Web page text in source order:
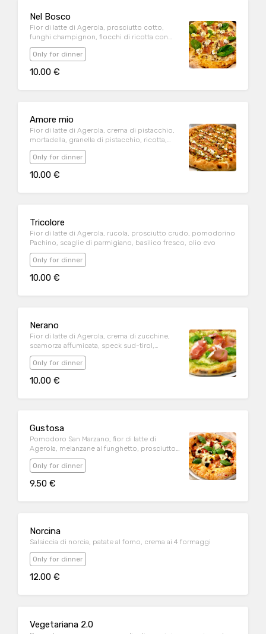
Nel Bosco
Fior di latte di Agerola, prosciutto cotto,
funghi champignon, fiocchi di ricotta con
pepe nero, basilico fresco, olio evo
Only for dinner
10.00 €
Amore mio
Fior di latte di Agerola, crema di pistacchio,
mortadella, granella di pistacchio, ricotta,
basilico fresco, olio evo
Only for dinner
10.00 €
Tricolore
Fior di latte di Agerola, rucola, prosciutto crudo, pomodorino
Pachino, scaglie di parmigiano, basilico fresco, olio evo
Only for dinner
10.00 €
Nerano
Fior di latte di Agerola, crema di zucchine,
scamorza affumicata, speck sud-tirol,
basilico fresco, olio evo
Only for dinner
10.00 €
Gustosa
Pomodoro San Marzano, fior di latte di
Agerola, melanzane al funghetto, prosciutto
cotto, scaglie di grana, basilico fresco, olio
evo
Only for dinner
9.50 €
Norcina
Salsiccia di norcia, patate al forno, crema ai 4 formaggi
Only for dinner
12.00 €
Vegetariana 2.0